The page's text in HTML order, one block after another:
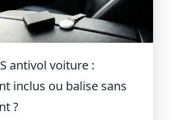
antivol voiture :
inclus ou balise sans
?